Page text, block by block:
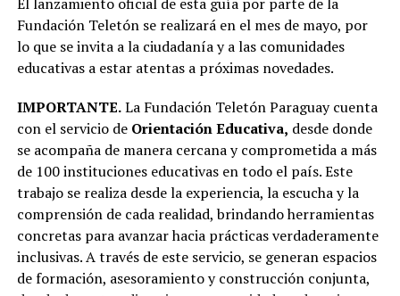
Fundación Teletón se realizará en el mes de mayo, por
lo que se invita a la ciudadanía y a las comunidades
educativas a estar atentas a próximas novedades.
IMPORTANTE.La Fundación Teletón Paraguay cuenta
con el servicio de Orientación Educativa, desde donde
se acompaña de manera cercana y comprometida a más
de 100 instituciones educativas en todo el país. Este
trabajo se realiza desde la experiencia, la escucha y la
comprensión de cada realidad, brindando herramientas
concretas para avanzar hacia prácticas verdaderamente
inclusivas. A través de este servicio, se generan espacios
de formación, asesoramiento y construcción conjunta,